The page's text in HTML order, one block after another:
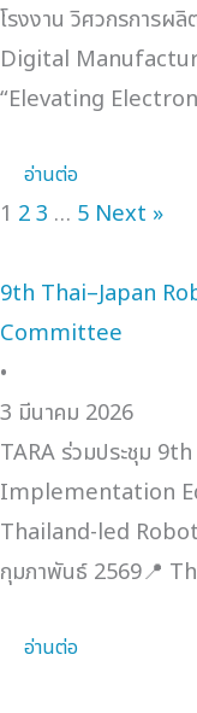
โรงงาน วิศวกรการผ
Digital
“Elevating
อ่านต่อ
1 23 … 5 Next »
9th Thai–Japan
Committee
•
3 มีนาคม 2026
TARA ร่วมประชุม
Implementation
Thailand-led
กุมภาพันธ์ 2569📍
อ่านต่อ